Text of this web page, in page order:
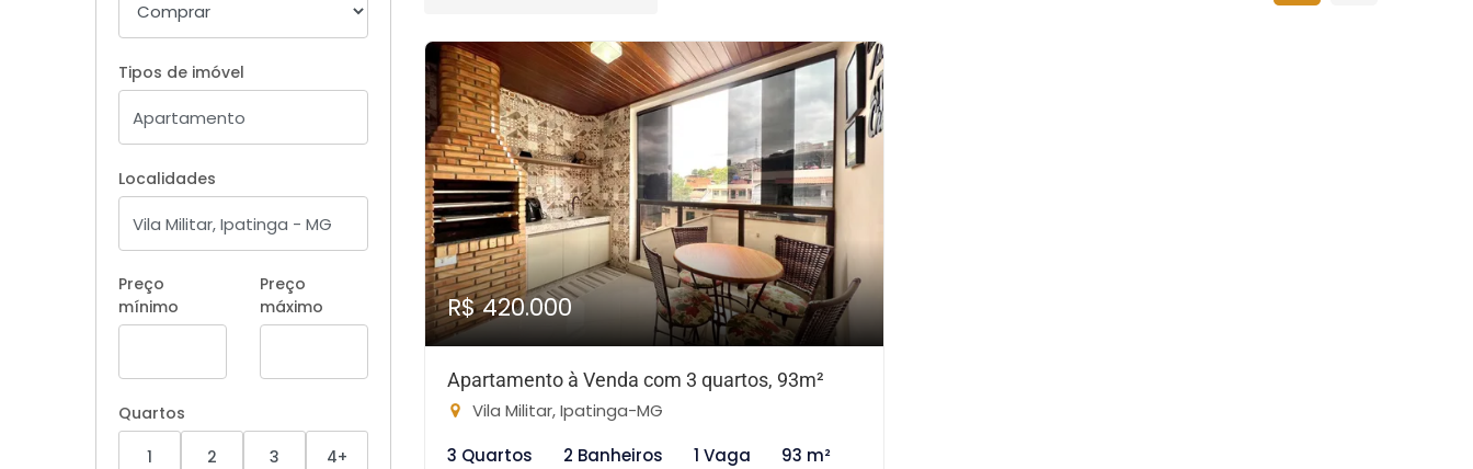
Tipos de imóvel
Localidades
Preço
mínimo
Preço
máximo
Quartos
1
2 3 4+
R$ 420.000
Apartamento à Venda com 3 quartos, 93m²
Vila Militar, Ipatinga-MG
3 Quartos
2 Banheiros 1 Vaga 93 m²